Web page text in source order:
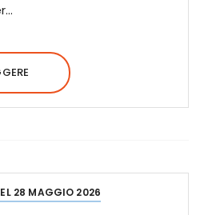
28 MAGGIO 2026